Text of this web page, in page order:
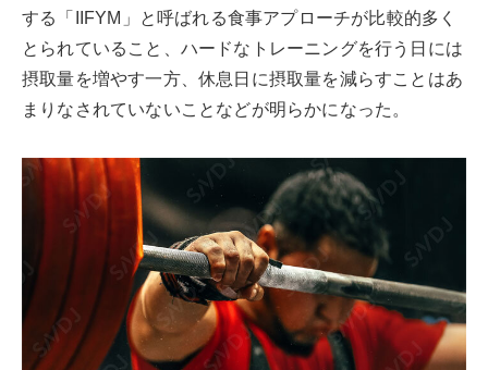
する「IIFYM」と呼ばれる食事アプローチが比較的多く
とられていること、ハードなトレーニングを行う日には
摂取量を増やす一方、休息日に摂取量を減らすことはあ
まりなされていないことなどが明らかになった。